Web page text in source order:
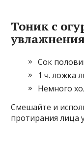
Тоник с
увлажнения
Сок
1 ч. ложка
Немного
Смешайте и
протирания лица